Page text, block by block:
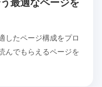
最適なページを
したページ構成をプロ
んでもらえるページを